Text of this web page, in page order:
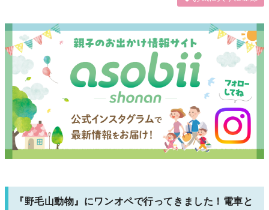
『野毛山動物』にワンオペで行ってきました！電車と